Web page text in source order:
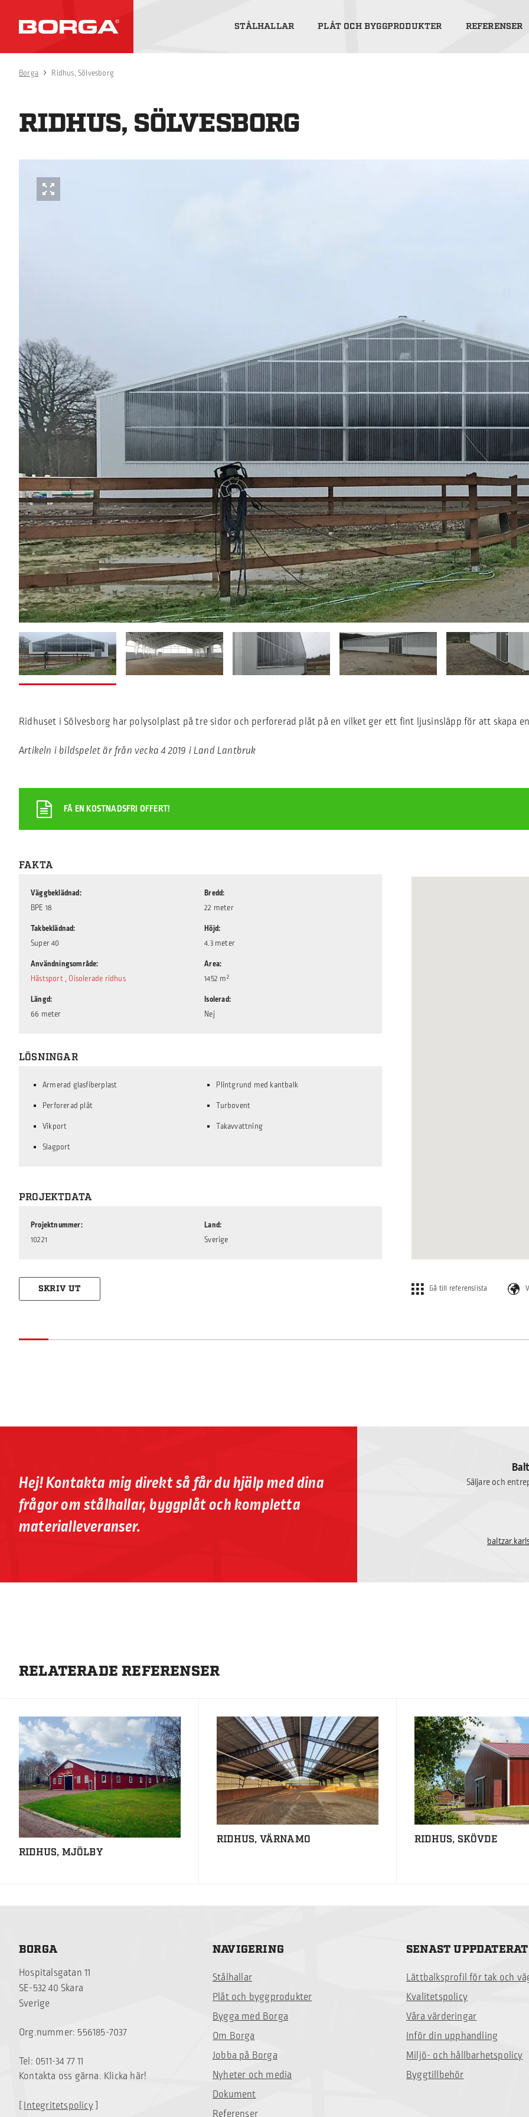
STÅLHALLAR PLÅT OCH BYGGPRODUKTER REFERENSER
Borga Ridhus, Sölvesborg
RIDHUS, SÖLVESBORG
Ridhuset i Sölvesborg har polysolplast på tre sidor och perforerad plåt på en vilket ger ett fint ljusinsläpp för att skapa
Artikeln i bildspelet är från vecka 4 2019 i Land Lantbruk
FÅ EN KOSTNADSFRI OFFERT!
FAKTA
Väggbeklädnad
BPE 18
Takbeklädnad
Super 40
Användningsområde
Hästsport , Oisolerade ridhus
Längd
66 meter
Bredd
22 meter
Höjd
4.3 meter
Area
1452 m²
Isolerad
Nej
LÖSNINGAR
Armerad glasfiberplast
Perforerad plåt
Vikport
Slagport
Plintgrund med kantbalk
Turbovent
Takavvattning
PROJEKTDATA
Projektnummer
10221
Land
Sverige
SKRIV UT Gå till referenslista
Säljare och
Hej! Kontakta mig direkt så får du hjälp med dina
frågor om stålhallar, byggplåt och kompletta
materialleveranser.
RELATERADE REFERENSER
RIDHUS, MJÖLBY
RIDHUS, VÄRNAMO RIDHUS, SKÖVDE
BORGA
Hospitalsgatan 11
SE-532 40 Skara
Sverige
Org.nummer: 556185-7037
Tel: 0511-34 77 11
Kontakta oss gärna. Klicka här!
[Integritetspolicy]
NAVIGERING
Stålhallar
Plåt och byggprodukter
Bygga med Borga
Om Borga
Jobba på Borga
Nyheter och media
Dokument
SENAST UPPDATERAT
Lättbalksprofil för tak och
Kvalitetspolicy
Våra värderingar
Inför din upphandling
Miljö- och hållbarhetspolicy
Byggtillbehör